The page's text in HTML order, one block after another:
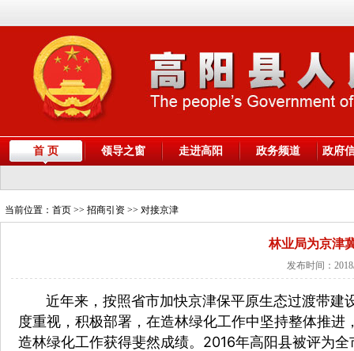
首 页 领导之窗 走进高阳 政务频道 政府
当前位置： 首页 >> 招商引资 >> 对接京津
林业局为京津
发布时间：
近年来，按照省市加快京津保平原生态过渡带建
度重视，积极部署，在造林绿化工作中坚持整体推
造林绿化工作获得斐然成绩。2016年高阳县被评为